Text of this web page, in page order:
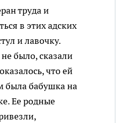
труда и
в этих адских
и лавочку.
было, сказали
что ей
была бабушка на
Ее родные